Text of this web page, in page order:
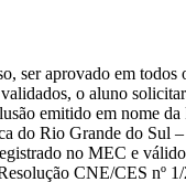
ser aprovado em todos
o aluno
emitido em nome
do Rio Grande do Sul
no MEC e
CNE/CES nº